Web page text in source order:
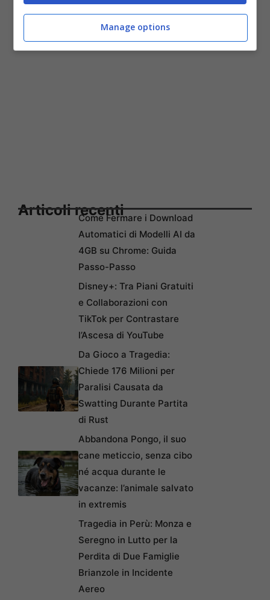
Articoli recentiCome Fermare i Download
Automatici di Modelli AI da
4GB su Chrome: Guida
Passo-Passo
Disney+: Tra Piani Gratuiti
e Collaborazioni con
TikTok per Contrastare
l’Ascesa di YouTube
Da Gioco a Tragedia:
Chiede 176 Milioni per
Paralisi Causata da
Swatting Durante Partita
di Rust
Abbandona Pongo, il suo
cane meticcio, senza cibo
né acqua durante le
vacanze: l’animale salvato
in extremis
Tragedia in Perù: Monza e
Seregno in Lutto per la
Perdita di Due Famiglie
Brianzole in Incidente
Aereo
Manage options